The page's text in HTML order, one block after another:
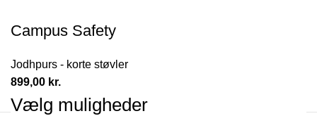
Campus Safety
Jodhpurs - korte støvler
899,00 kr.
Vælg muligheder